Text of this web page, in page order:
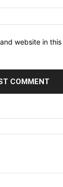
website in